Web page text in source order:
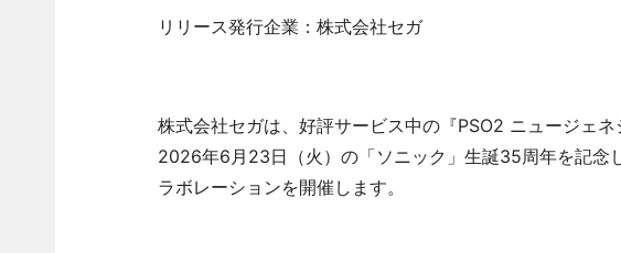
リリース発行企業：株式会社セガ
株式会社セガは、好評サービス中の『PSO2 ニュージェ
2026年6月23日（火）の「ソニック」生誕35周年を記念
ラボレーションを開催します。